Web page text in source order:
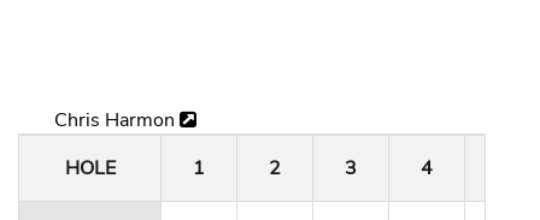
Chris Harmon
HOLE
1 2 3 4